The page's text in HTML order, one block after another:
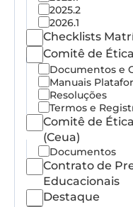
2025.2
2026.1
Checklists
Comitê de
Documentos e
Manuais
Resoluções
Termos e
Comitê de
(Ceua)
Documentos
Contrato de
Educacionais
Destaque